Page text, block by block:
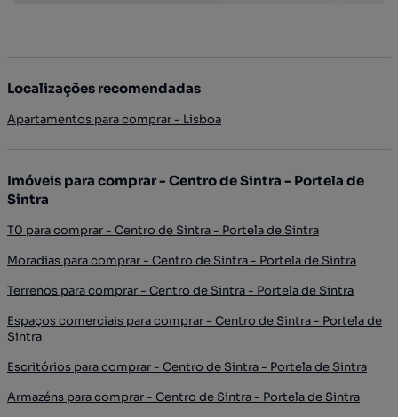
Localizações recomendadas
Apartamentos para comprar - Lisboa
Imóveis para comprar - Centro de Sintra - Portela de
Sintra
T0 para comprar - Centro de Sintra - Portela de Sintra
Moradias para comprar - Centro de Sintra - Portela de Sintra
Terrenos para comprar - Centro de Sintra - Portela de Sintra
Espaços comerciais para comprar - Centro de Sintra - Portela de
Sintra
Escritórios para comprar - Centro de Sintra - Portela de Sintra
Armazéns para comprar - Centro de Sintra - Portela de Sintra